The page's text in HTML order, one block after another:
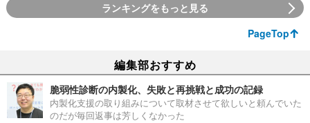
ランキングをもっと見る
PageTop
編集部おすすめ
脆弱性診断の内製化、失敗と再挑戦と成功の記録
内製化支援の取り組みについて取材させて欲しいと頼んでいた
のだが毎回返事は芳しくなかった